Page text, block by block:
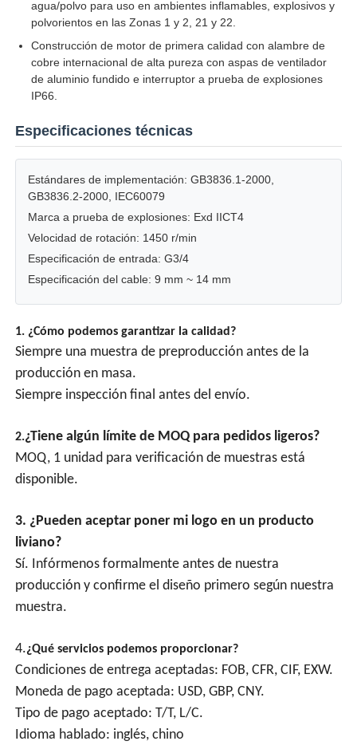
Caja a prueba de explosión
interruptor a prueba de explosiones
Glándulas de cable a prueba de explosión
enchufe y zócalo a prueba de explosiones
agua/polvo para uso en ambientes inflamables, explosivos y
polvorientos en las Zonas 1 y 2, 21 y 22.
Construcción de motor de primera calidad con alambre de
cobre internacional de alta pureza con aspas de ventilador
de aluminio fundido e interruptor a prueba de explosiones
IP66.
Especificaciones técnicas
Estándares de implementación: GB3836.1-2000,
GB3836.2-2000, IEC60079
Marca a prueba de explosiones: Exd IICT4
Velocidad de rotación: 1450 r/min
Especificación de entrada: G3/4
Especificación del cable: 9 mm ~ 14 mm
1. ¿Cómo podemos garantizar la calidad?
Siempre una muestra de preproducción antes de la
producción en masa.
Siempre inspección final antes del envío.
2.¿Tiene algún límite de MOQ para pedidos ligeros?
MOQ, 1 unidad para verificación de muestras está
disponible.
3. ¿Pueden aceptar poner mi logo en un producto
liviano?
Sí. Infórmenos formalmente antes de nuestra
producción y confirme el diseño primero según nuestra
muestra.
4.¿Qué servicios podemos proporcionar?
Condiciones de entrega aceptadas: FOB, CFR, CIF, EXW.
Moneda de pago aceptada: USD, GBP, CNY.
Tipo de pago aceptado: T/T, L/C.
Idioma hablado: inglés, chino